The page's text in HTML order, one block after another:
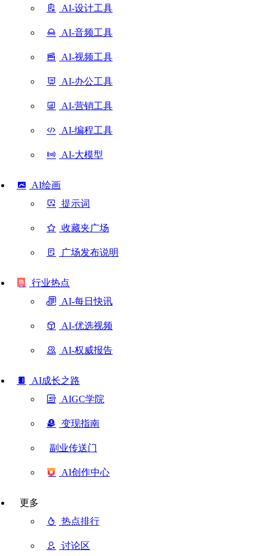
AI-设计工具
AI-音频工具
AI-视频工具
AI-办公工具
AI-营销工具
AI-编程工具
AI-大模型
AI绘画
提示词
收藏夹广场
广场发布说明
行业热点
AI-每日快讯
AI-优选视频
AI-权威报告
AI成长之路
AIGC学院
变现指南
副业传送门
AI创作中心
更多
热点排行
讨论区